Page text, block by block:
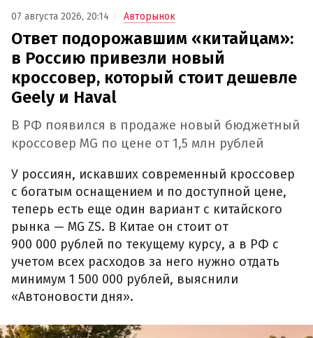
07 августа 2026, 20:14 Авторынок
Ответ подорожавшим «китайцам»:
в Россию привезли новый
кроссовер, который стоит дешевле
Geely и Haval
В РФ появился в продаже новый бюджетный
кроссовер MG по цене от 1,5 млн рублей
У россиян, искавших современный кроссовер
с богатым оснащением и по доступной цене,
теперь есть еще один вариант с китайского
рынка — MG ZS. В Китае он стоит от
900 000 рублей по текущему курсу, а в РФ с
учетом всех расходов за него нужно отдать
минимум 1 500 000 рублей, выяснили
«Автоновости дня».